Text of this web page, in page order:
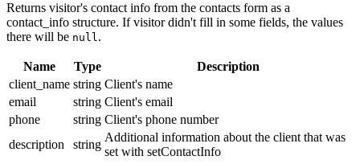
Returns visitor's contact info from the contacts form as a
contact_info structure. If visitor didn't fill in some fields, the values
there will be null.
Name Type
Description
client_name string Client's name
email
string Client's email
phone
string Client's phone number
description
string
Additional information about the client that was
set with setContactInfo